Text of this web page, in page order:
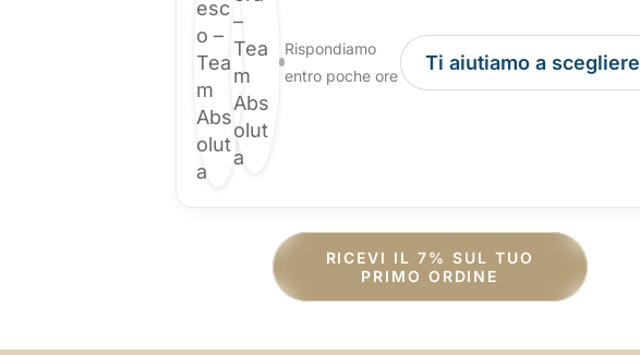
Rispondiamo
entro poche ore
Ti aiutiamo a scegliere
RICEVI IL 7% SUL TUO
PRIMO ORDINE